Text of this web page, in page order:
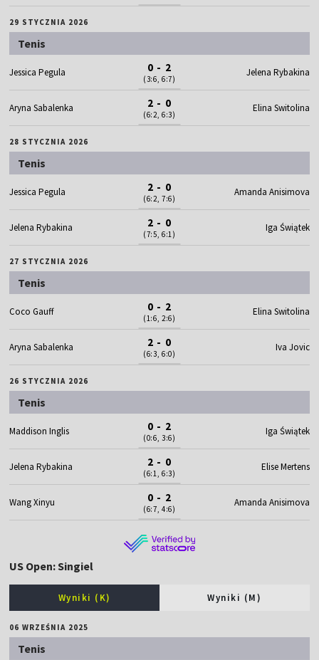
29 STYCZNIA 2026
Tenis
Jessica Pegula 0 - 2
(3:6, 6:7)
Jelena Rybakina
Aryna Sabalenka 2 - 0
(6:2, 6:3)
Elina Switolina
28 STYCZNIA 2026
Tenis
Jessica Pegula 2 - 0
(6:2, 7:6)
Amanda Anisimova
Jelena Rybakina 2 - 0
(7:5, 6:1)
Iga Świątek
27 STYCZNIA 2026
Tenis
Coco Gauff 0 - 2
(1:6, 2:6)
Elina Switolina
Aryna Sabalenka 2 - 0
(6:3, 6:0)
Iva Jovic
26 STYCZNIA 2026
Tenis
Maddison Inglis 0 - 2
(0:6, 3:6)
Iga Świątek
Jelena Rybakina 2 - 0
(6:1, 6:3)
Elise Mertens
Wang Xinyu 0 - 2
(6:7, 4:6)
Amanda Anisimova
US Open: Singiel
Wyniki (K) Wyniki (M)
06 WRZEŚNIA 2025
Tenis